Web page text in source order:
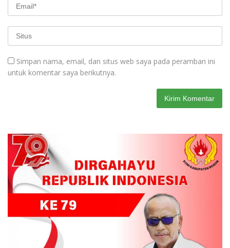
Simpan nama, email, dan situs web saya pada peramban ini
untuk komentar saya berikutnya.